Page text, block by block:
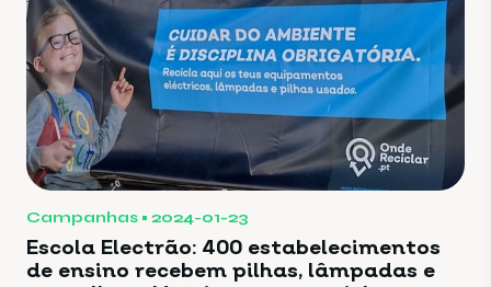
Campanhas 2024-01-23
Escola Electrão: 400 estabelecimentos
de ensino recebem pilhas, lâmpadas e